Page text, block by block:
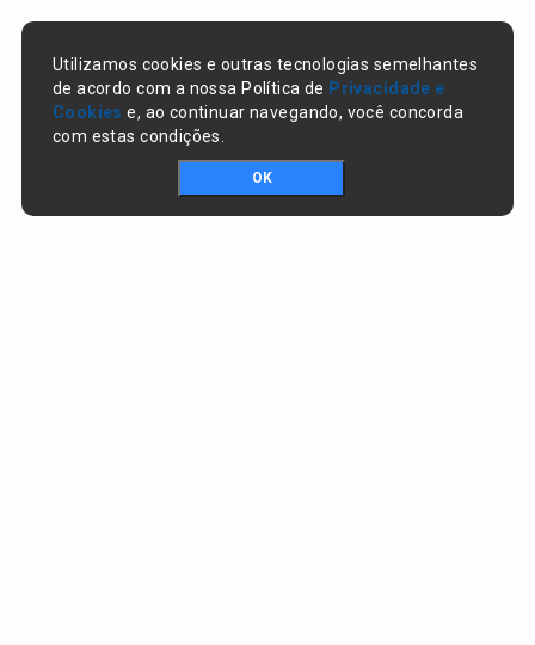
Utilizamos cookies e outras tecnologias semelhantes
de acordo com a nossa Política de Privacidade e
Cookies e, ao continuar navegando, você concorda
com estas condições.
OK